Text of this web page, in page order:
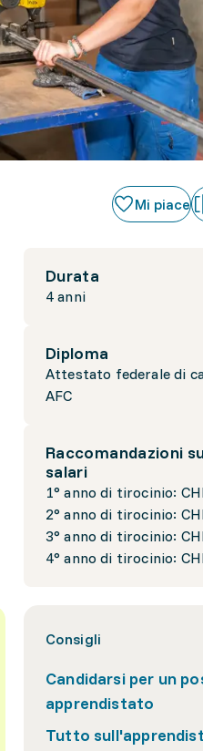
Mi piace
Durata
4 anni
Diploma
Attestato federale di
AFC
Raccomandazioni
salari
1° anno di tirocinio:
2° anno di tirocinio:
3° anno di tirocinio:
4° anno di tirocinio:
Consigli
Candidarsi per un
apprendistato
Tutto